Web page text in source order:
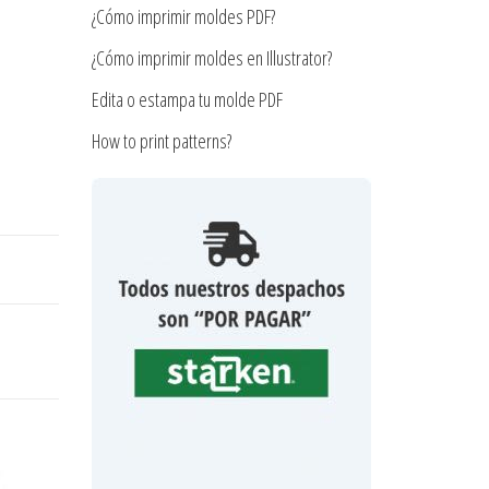
¿Cómo imprimir moldes PDF?
¿Cómo imprimir moldes en Illustrator?
Edita o estampa tu molde PDF
How to print patterns?